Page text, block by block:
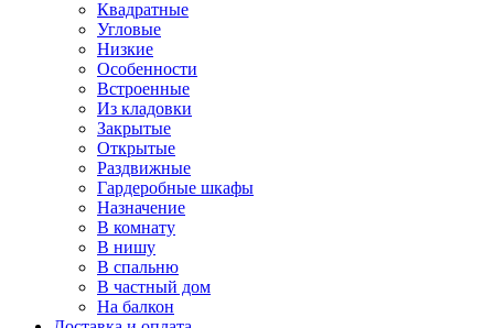
Квадратные
Угловые
Низкие
Особенности
Встроенные
Из кладовки
Закрытые
Открытые
Раздвижные
Гардеробные шкафы
Назначение
В комнату
В нишу
В спальню
В частный дом
На балкон